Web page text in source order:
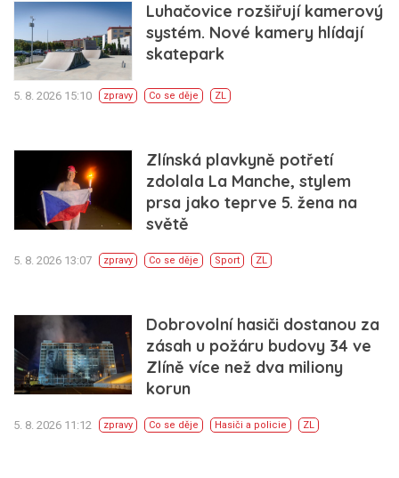
Luhačovice rozšiřují kamerový
systém. Nové kamery hlídají
skatepark
5. 8. 2026 15:10 zpravy Co se děje ZL
Zlínská plavkyně potřetí
zdolala La Manche, stylem
prsa jako teprve 5. žena na
světě
5. 8. 2026 13:07 zpravy Co se děje Sport ZL
Dobrovolní hasiči dostanou za
zásah u požáru budovy 34 ve
Zlíně více než dva miliony
korun
5. 8. 2026 11:12 zpravy Co se děje Hasiči a policie ZL